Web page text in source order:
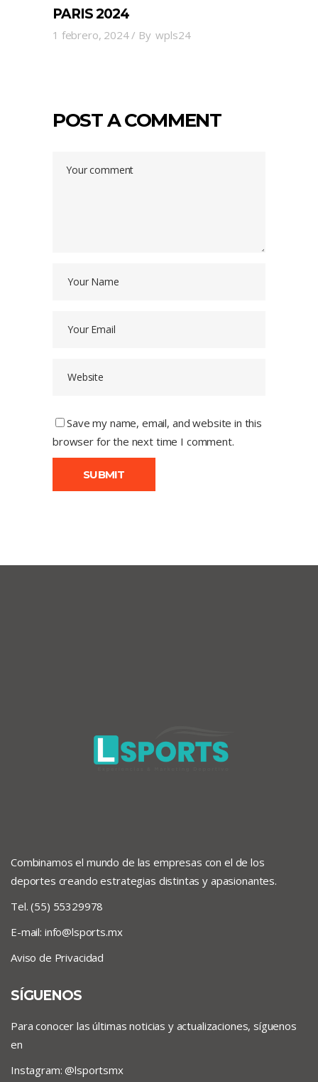
PARIS 2024
1 febrero, 2024 By wpls24
POST A COMMENT
Save my name, email, and website in this
browser for the next time I comment.
Combinamos el mundo de las empresas con el de los
deportes creando estrategias distintas y apasionantes.
Tel. (55) 55329978
E-mail: info@lsports.mx
Aviso de Privacidad
SÍGUENOS
Para conocer las últimas noticias y actualizaciones, síguenos
en
Instagram: @lsportsmx